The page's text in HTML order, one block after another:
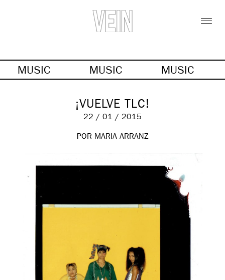
MUSIC MUSIC MUSIC
¡VUELVE TLC!
22 / 01 / 2015
POR MARIA ARRANZ